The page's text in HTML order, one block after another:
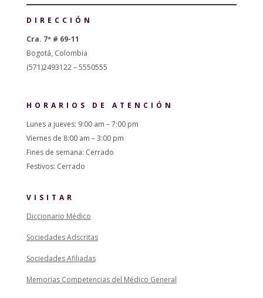
DIRECCIÓN
Cra. 7ª # 69-11
Bogotá, Colombia
(571)2493122 – 5550555
HORARIOS DE ATENCIÓN
Lunes a jueves: 9:00 am – 7:00 pm
Viernes de 8:00 am – 3:00 pm
Fines de semana: Cerrado
Festivos: Cerrado
VISITAR
Diccionario Médico
Sociedades Adscritas
Sociedades Afiliadas
Memorias Competencias del Médico General